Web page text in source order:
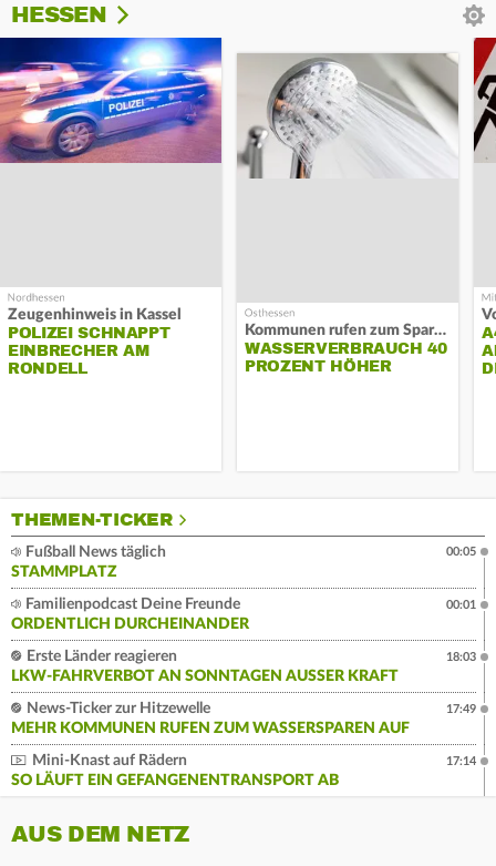
HESSEN
Zeugenhinweis in Kassel
POLIZEI SCHNAPPT
EINBRECHER AM
RONDELL
Kommunen rufen zum Sparen auf
WASSERVERBRAUCH 40
PROZENT HÖHER
THEMEN-TICKER
Fußball News täglich
STAMMPLATZ
00:05
Familienpodcast Deine Freunde
ORDENTLICH DURCHEINANDER
00:01
Erste Länder reagieren
LKW-FAHRVERBOT AN SONNTAGEN AUSSER KRAFT
18:03
News-Ticker zur Hitzewelle
MEHR KOMMUNEN RUFEN ZUM WASSERSPAREN AUF
17:49
Mini-Knast auf Rädern
SO LÄUFT EIN GEFANGENENTRANSPORT AB
17:14
AUS DEM NETZ